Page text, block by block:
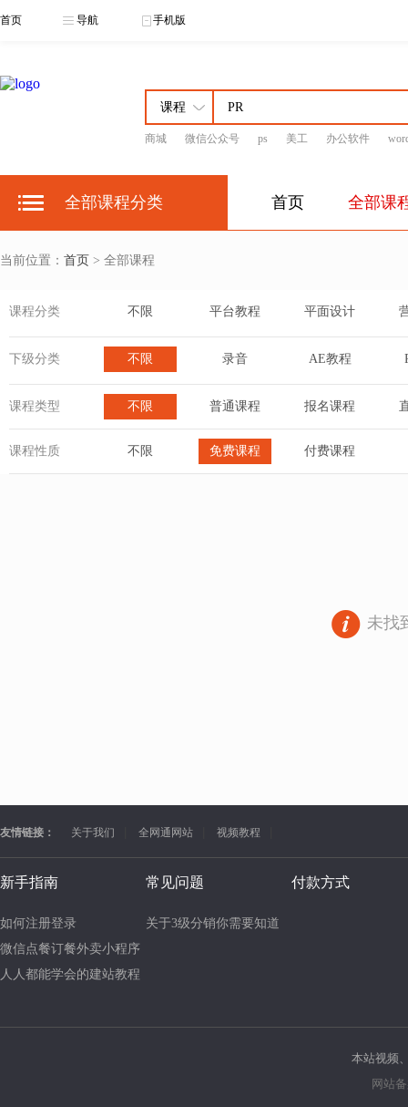
首页 导航 手机版
商城 微信公众号 ps 美工 办公软件
全部课程分类 首页 全部课
当前位置： 首页 > 全部课程
课程分类 不限 平台教程 平面设计
下级分类 不限 录音 AE教程
课程类型 不限 普通课程 报名课程
课程性质 不限 免费课程 付费课程
未找
友情链接： 关于我们 全网通网站 视频教程
新手指南
如何注册登录
常见问题 付款方式
本站视频
网站